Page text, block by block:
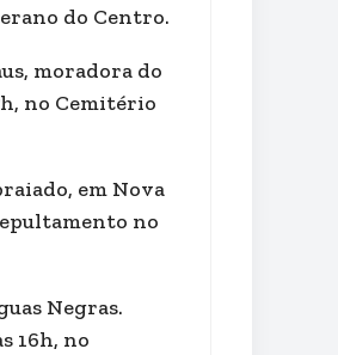
do Centro.
moradora do
no Cemitério
em Nova
no
Negras.
16h, no